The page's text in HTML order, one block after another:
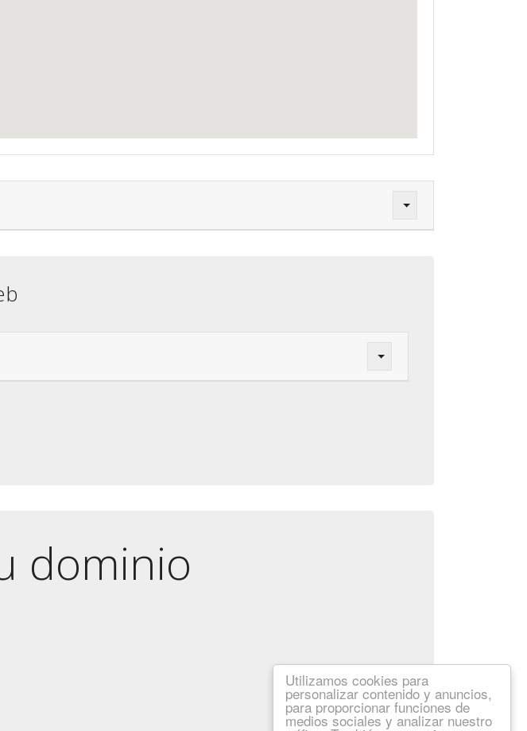
Utilizamos cookies para
personalizar contenido y anuncios,
para proporcionar funciones de
medios sociales y analizar nuestro
dominio